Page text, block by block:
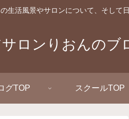
活風景やサロンについて、そして
ロンりおんのブ
グTOP スクールTOP